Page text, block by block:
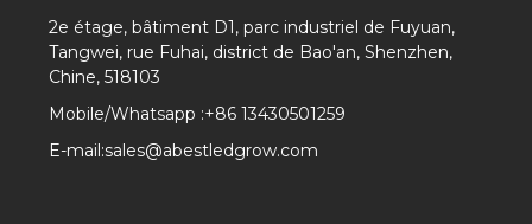
2e étage, bâtiment D1, parc industriel de Fuyuan,
Tangwei, rue Fuhai, district de Bao'an, Shenzhen,
Chine, 518103
Mobile/Whatsapp :+86 13430501259
E-mail:sales@abestledgrow.com